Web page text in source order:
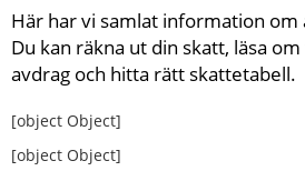
Här har vi samlat information
Du kan räkna ut din skatt, läsa
avdrag och hitta rätt skattetabell.
[object Object]
[object Object]